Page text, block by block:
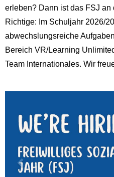
erleben? Dann ist das FSJ
Richtige: Im Schuljahr 2026/
abwechslungsreiche
Bereich VR/Learning
Team Internationales. Wir